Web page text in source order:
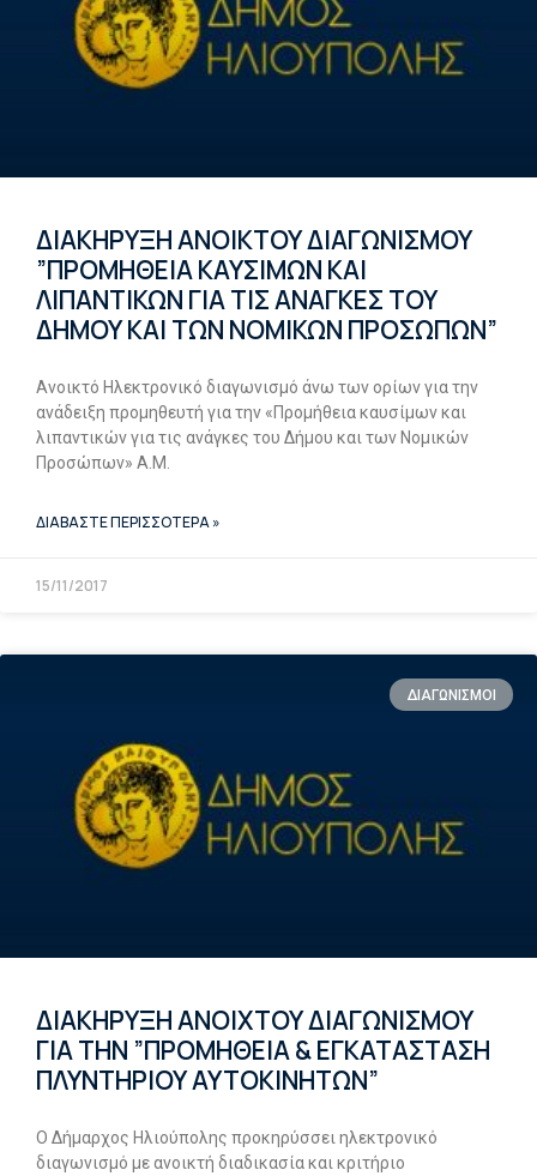
ΔΙΑΚΗΡΥΞΗ ΑΝΟΙΚΤΟΥ ΔΙΑΓΩΝΙΣΜΟΥ
”ΠΡΟΜΗΘΕΙΑ ΚΑΥΣΙΜΩΝ ΚΑΙ
ΛΙΠΑΝΤΙΚΩΝ ΓΙΑ ΤΙΣ ΑΝΑΓΚΕΣ ΤΟΥ
ΔΗΜΟΥ ΚΑΙ ΤΩΝ ΝΟΜΙΚΩΝ ΠΡΟΣΩΠΩΝ”
Ανοικτό Ηλεκτρονικό διαγωνισμό άνω των ορίων για την
ανάδειξη προμηθευτή για την «Προμήθεια καυσίμων και
λιπαντικών για τις ανάγκες του Δήμου και των Νομικών
Προσώπων» Α.Μ.
ΔΙΑΒΑΣΤΕ ΠΕΡΙΣΣΟΤΕΡΑ »
15/11/2017
ΔΙΑΓΩΝΙΣΜΟΙ
ΔΙΑΚΗΡΥΞΗ ΑΝΟΙΧΤΟΥ ΔΙΑΓΩΝΙΣΜΟΥ
ΓΙΑ ΤΗΝ ”ΠΡΟΜΗΘΕΙΑ & ΕΓΚΑΤΑΣΤΑΣΗ
ΠΛΥΝΤΗΡΙΟΥ ΑΥΤΟΚΙΝΗΤΩΝ”
Ο Δήμαρχος Ηλιούπολης προκηρύσσει ηλεκτρονικό
διαγωνισμό με ανοικτή διαδικασία και κριτήριο